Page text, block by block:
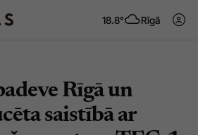
18.8° Rīgā
Pieslēgties
Rīgā un
saistībā ar